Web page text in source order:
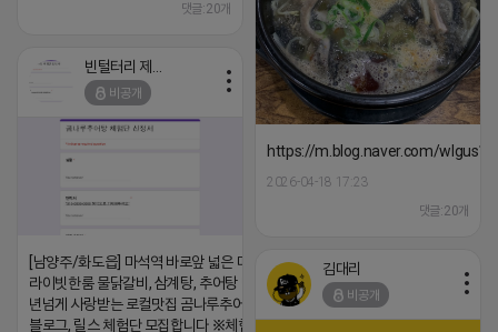
댓글:20개
https://m.blog.naver.com/
2026-04-18 17:23
댓글:20개
비공개
[남양주/화도읍] 마석역 바로앞 넓은 매장과, 프
라이빗한룸 물닭갈비, 삼계탕, 추어탕 맛집 10
년넘게 사랑받는 로컬맛집 곰나루추어탕에서
블로그, 릴스 체험단 모집합니다 ※체험메뉴※
김대리
비공개